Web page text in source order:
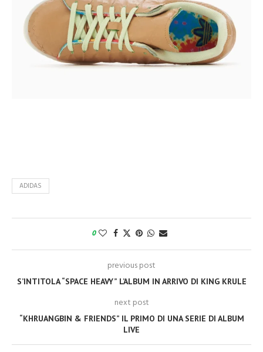
ADIDAS
0
previous post
S’INTITOLA “SPACE HEAVY” L’ALBUM IN ARRIVO DI KING KRULE
next post
“KHRUANGBIN & FRIENDS” IL PRIMO DI UNA SERIE DI ALBUM
LIVE